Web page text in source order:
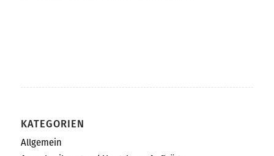
KATEGORIEN
Allgemein